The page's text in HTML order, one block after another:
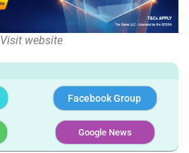
Visit website
Facebook Group
Google News